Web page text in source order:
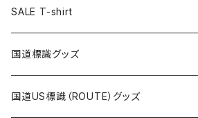
ランチバッグ
エコバッグ
クリアファイル
ステッカー
ホテルキーホルダー
モーテルキーホルダー
トートバッグ
マスク
エコバッグ
千葉ロッテマリーンズコラボ
ステッカー
モーテルキーホルダー
ホテルキーホルダー
ステッカー
ホテルキーホルダー
キャップ
ステッカー
Tシャツ
ステッカー
ホテルキーホルダー
SALE T-shirt
国道標識グッズ
ステッカー
国道US標識（ROUTE）グッズ